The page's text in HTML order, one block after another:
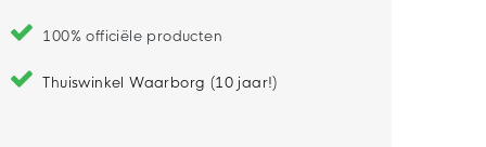
100% officiële producten
Thuiswinkel Waarborg (10 jaar!)